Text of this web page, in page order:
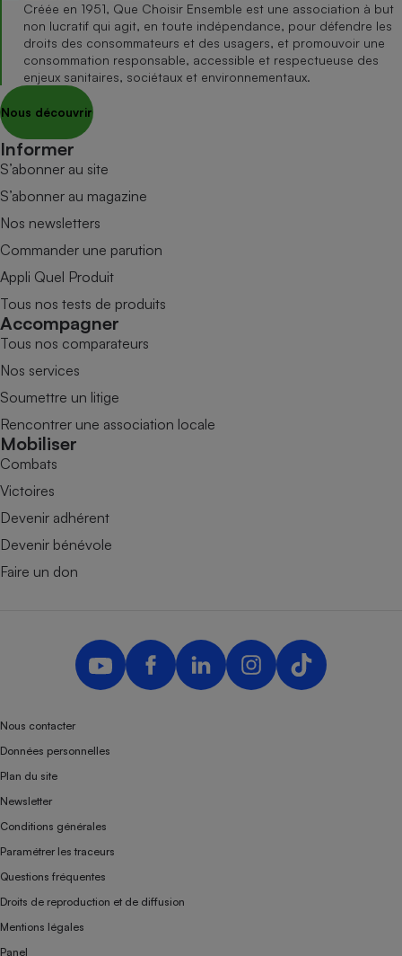
Créée en 1951, Que Choisir Ensemble est une association à but
non lucratif qui agit, en toute indépendance, pour défendre les
droits des consommateurs et des usagers, et promouvoir une
consommation responsable, accessible et respectueuse des
enjeux sanitaires, sociétaux et environnementaux.
Nous découvrir
Informer
S’abonner au site
S’abonner au magazine
Nos newsletters
Commander une parution
Appli Quel Produit
Tous nos tests de produits
Accompagner
Tous nos comparateurs
Nos services
Soumettre un litige
Rencontrer une association locale
Mobiliser
Combats
Victoires
Devenir adhérent
Devenir bénévole
Faire un don
Nous contacter
Données personnelles
Plan du site
Newsletter
Conditions générales
Paramétrer les traceurs
Questions fréquentes
Droits de reproduction et de diffusion
Mentions légales
Panel